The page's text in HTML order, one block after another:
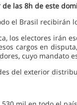
las 8h de este
el Brasil
los electores irán
cargos en
cuyo mandato
del exterior